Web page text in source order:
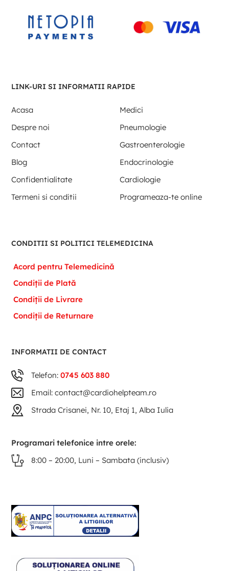
LINK-URI SI INFORMATII RAPIDE
Acasa
Medici
Despre noi
Pneumologie
Contact
Gastroenterologie
Blog
Endocrinologie
Confidentialitate
Cardiologie
Termeni si conditii
Programeaza-te online
CONDITII SI POLITICI TELEMEDICINA
Acord pentru Telemedicină
Condiții de Plată
Condiții de Livrare
Condiții de Returnare
INFORMATII DE CONTACT
Telefon:0745 603 880
Email: contact@cardiohelpteam.ro
Strada Crisanei, Nr. 10, Etaj 1, Alba Iulia
Programari telefonice intre orele:
8:00 – 20:00, Luni – Sambata (inclusiv)